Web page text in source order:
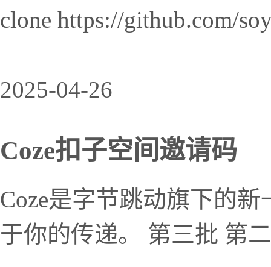
clone https://github.com/
2025-04-26
Coze扣子空间邀请码
Coze是字节跳动旗下的
于你的传递。 第三批 第